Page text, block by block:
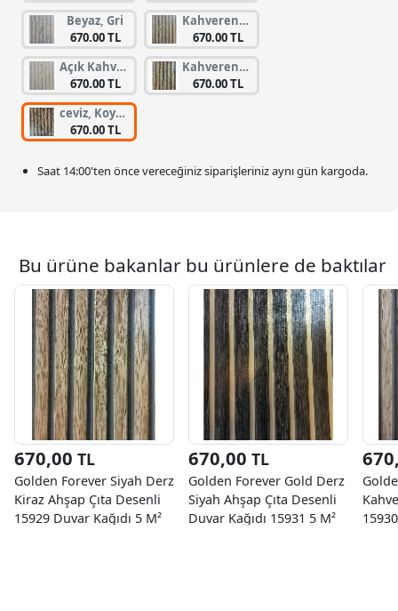
Beyaz, Gri
670.00 TL
Kahverengi, Siyah
670.00 TL
Açık Kahverengi, Gri, Kahverengi
670.00 TL
Kahverengi, kiraz, Siyah
670.00 TL
ceviz, Koyu Kahverengi, Siyah
670.00 TL
Saat 14:00'ten önce vereceğiniz siparişlerinizaynı gün kargoda.
Bu ürüne bakanlar bu ürünlere de baktılar
670,00 TL
Golden Forever Siyah Derz
Kiraz Ahşap Çıta Desenli
15929 Duvar Kağıdı 5 M²
670,00 TL
Golden Forever Gold Derz
Siyah Ahşap Çıta Desenli
Duvar Kağıdı 15931 5 M²